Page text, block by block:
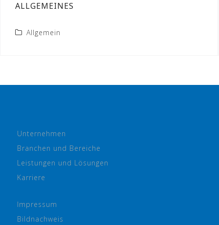
ALLGEMEINES
Allgemein
Unternehmen
Branchen und Bereiche
Leistungen und Lösungen
Karriere
Impressum
Bildnachweis